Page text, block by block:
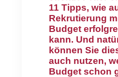
11 Tipps, wie
Rekrutierung
Budget
kann. Und
können Sie
auch nutzen,
Budget schon